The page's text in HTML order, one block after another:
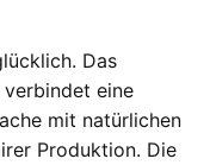
Das
eine
mit natürlichen
Produktion. Die